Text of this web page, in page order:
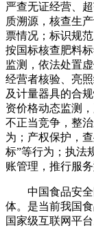
严查无证经营、
质溯源，核查生
票情况；标识规
按国标核查肥料
监测，依法处置
经营者核验、亮
及计量器具的合
资价格动态监测
不正当竞争，整
为；产权保护，
标”等行为；执法
账管理，推行服
中国食品安全
体。是当前我国
国家级互联网平台